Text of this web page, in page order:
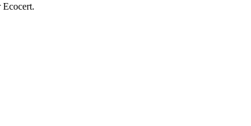
Ecocert.